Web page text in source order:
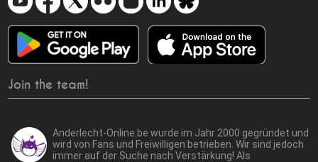
Join the team!
Anderlecht-Online.be wurde im Jahr 2000 gegründet und
wird von Fans und Freiwilligen betrieben. Wir sind jedoch
immer auf der Suche nach Verstärkung! Als